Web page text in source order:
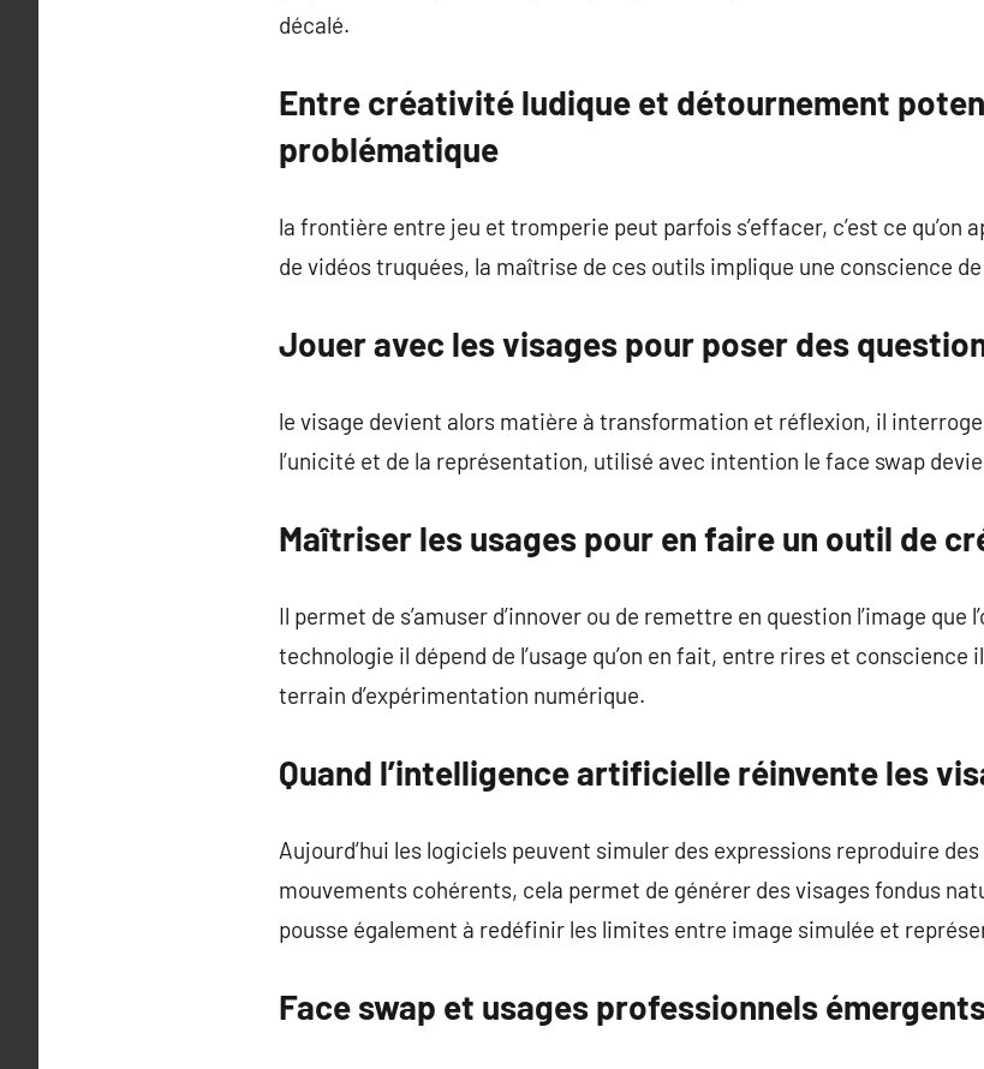
décalé.
Entre créativité ludique et détournement
problématique
la frontière entre jeu et tromperie peut parfois s’effacer, c’est ce qu’on
de vidéos truquées, la maîtrise de ces outils implique une conscience
Jouer avec les visages pour poser des
le visage devient alors matière à transformation et réflexion, il interroge
l’unicité et de la représentation, utilisé avec intention le face swap
Maîtriser les usages pour en faire un outil de
Il permet de s’amuser d’innover ou de remettre en question l’image que
technologie il dépend de l’usage qu’on en fait, entre rires et
terrain d’expérimentation numérique.
Quand l’intelligence artificielle réinvente les
Aujourd’hui les logiciels peuvent simuler des expressions reproduire
mouvements cohérents, cela permet de générer des visages fondus
pousse également à redéfinir les limites entre image simulée et
Face swap et usages professionnels